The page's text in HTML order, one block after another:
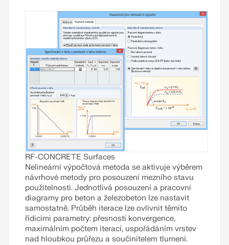
Přečíst si více
RF-CONCRETE Surfaces
Nelineární výpočtová metoda se aktivuje výběrem
návrhové metody pro posouzení mezního stavu
použitelnosti. Jednotlivá posouzení a pracovní
diagramy pro beton a železobeton lze nastavit
samostatně. Průběh iterace lze ovlivnit těmito
řídicími parametry: přesností konvergence,
maximálním počtem iterací, uspořádáním vrstev
nad hloubkou průřezu a součinitelem tlumení.